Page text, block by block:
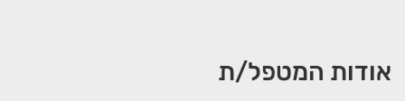
אודות המטפל/ת